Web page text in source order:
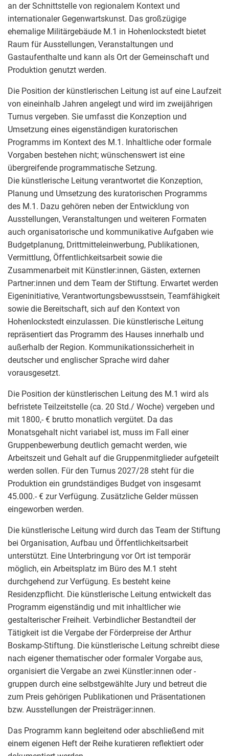
an der Schnittstelle von regionalem Kontext und
internationaler Gegenwartskunst. Das großzügige
ehemalige Militärgebäude M.1 in Hohenlockstedt bietet
Raum für Ausstellungen, Veranstaltungen und
Gastaufenthalte und kann als Ort der Gemeinschaft und
Produktion genutzt werden.
Die Position der künstlerischen Leitung ist auf eine Laufzeit
von eineinhalb Jahren angelegt und wird im zweijährigen
Turnus vergeben. Sie umfasst die Konzeption und
Umsetzung eines eigenständigen kuratorischen
Programms im Kontext des M.1. Inhaltliche oder formale
Vorgaben bestehen nicht; wünschenswert ist eine
übergreifende programmatische Setzung.
Die künstlerische Leitung verantwortet die Konzeption,
Planung und Umsetzung des kuratorischen Programms
des M.1. Dazu gehören neben der Entwicklung von
Ausstellungen, Veranstaltungen und weiteren Formaten
auch organisatorische und kommunikative Aufgaben wie
Budgetplanung, Drittmitteleinwerbung, Publikationen,
Vermittlung, Öffentlichkeitsarbeit sowie die
Zusammenarbeit mit Künstler:innen, Gästen, externen
Partner:innen und dem Team der Stiftung. Erwartet werden
Eigeninitiative, Verantwortungsbewusstsein, Teamfähigkeit
sowie die Bereitschaft, sich auf den Kontext von
Hohenlockstedt einzulassen. Die künstlerische Leitung
repräsentiert das Programm des Hauses innerhalb und
außerhalb der Region. Kommunikationssicherheit in
deutscher und englischer Sprache wird daher
vorausgesetzt.
Die Position der künstlerischen Leitung des M.1 wird als
befristete Teilzeitstelle (ca. 20 Std./ Woche) vergeben und
mit 1800,- € brutto monatlich vergütet. Da das
Monatsgehalt nicht variabel ist, muss im Fall einer
Gruppenbewerbung deutlich gemacht werden, wie
Arbeitszeit und Gehalt auf die Gruppenmitglieder aufgeteilt
werden sollen. Für den Turnus 2027/28 steht für die
Produktion ein grundständiges Budget von insgesamt
45.000.- € zur Verfügung. Zusätzliche Gelder müssen
eingeworben werden.
Die künstlerische Leitung wird durch das Team der Stiftung
bei Organisation, Aufbau und Öffentlichkeitsarbeit
unterstützt. Eine Unterbringung vor Ort ist temporär
möglich, ein Arbeitsplatz im Büro des M.1 steht
durchgehend zur Verfügung. Es besteht keine
Residenzpflicht. Die künstlerische Leitung entwickelt das
Programm eigenständig und mit inhaltlicher wie
gestalterischer Freiheit. Verbindlicher Bestandteil der
Tätigkeit ist die Vergabe der Förderpreise der Arthur
Boskamp-Stiftung. Die künstlerische Leitung schreibt diese
nach eigener thematischer oder formaler Vorgabe aus,
organisiert die Vergabe an zwei Künstler:innen oder -
gruppen durch eine selbstgewählte Jury und betreut die
zum Preis gehörigen Publikationen und Präsentationen
bzw. Ausstellungen der Preisträger:innen.
Das Programm kann begleitend oder abschließend mit
einem eigenen Heft der Reihe kuratieren reflektiert oder